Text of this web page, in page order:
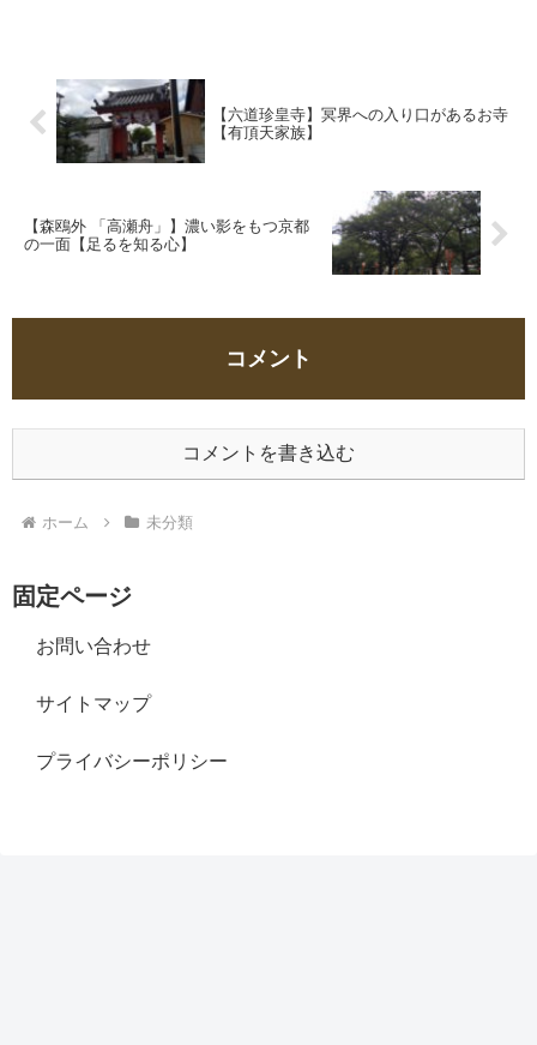
【六道珍皇寺】冥界への入り口があるお寺
【有頂天家族】
【森鴎外 「高瀬舟」】濃い影をもつ京都
の一面【足るを知る心】
コメント
コメントを書き込む
ホーム 未分類
固定ページ
お問い合わせ
サイトマップ
プライバシーポリシー